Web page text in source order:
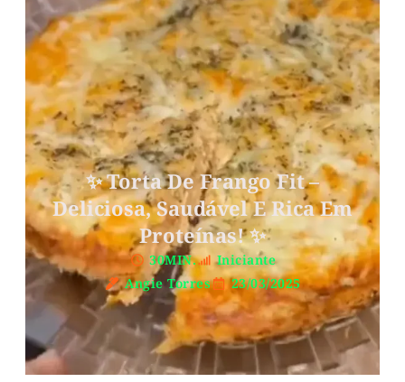
✨ Torta De Frango Fit –
Deliciosa, Saudável E Rica Em
Proteínas! ✨
30MIN.
Iniciante
Angie Torres
23/03/2025